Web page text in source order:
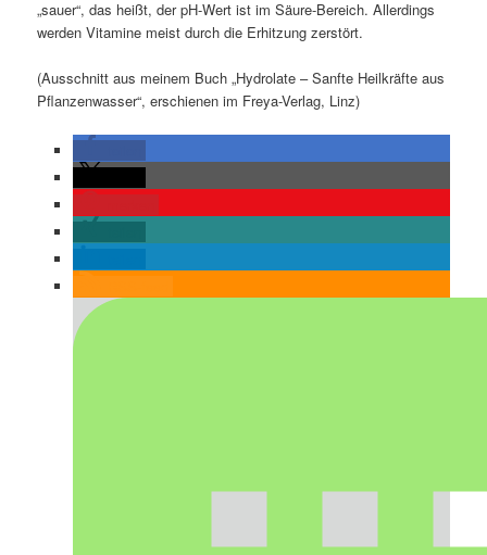
„sauer“, das heißt, der pH-Wert ist im Säure-Bereich. Allerdings
werden Vitamine meist durch die Erhitzung zerstört.
(Ausschnitt aus meinem Buch „Hydrolate – Sanfte Heilkräfte aus
Pflanzenwasser“, erschienen im Freya-Verlag, Linz)